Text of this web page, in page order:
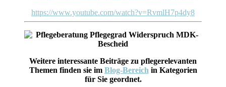
https://www.youtube.com/watch?v=RvmlH7p4dy8
Weitere interessante Beiträge zu pflegerelevanten
Themen finden sie im Blog-Bereich in Kategorien
für Sie geordnet.